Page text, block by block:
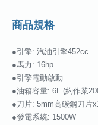
商品規格
●引擎: 汽油引擎452cc
●馬力: 16hp
●引擎電動啟動
●油箱容量: 6L (約作業
●刀片: 5mm高碳鋼刀片
●發電系統: 1500W